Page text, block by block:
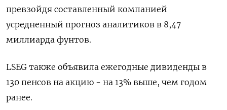
превзойдя составленный компанией
усредненный прогноз аналитиков в 8,47
миллиарда фунтов.
LSEG также объявила ежегодные дивиденды в
130 пенсов на акцию - на 13% выше, чем годом
ранее.